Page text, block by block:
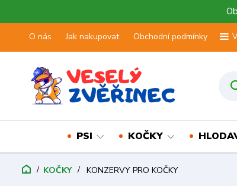
O nás Jak nakupovat Obchodní podmínky
PSI KOČKY
KOČKY KONZERVY PRO KOČKY